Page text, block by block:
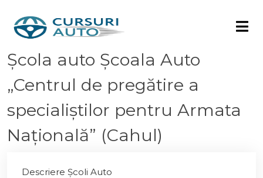
Școlа auto Școala Auto
„Centrul de pregătire a
specialiştilor pentru Armata
Naţională” (Cahul)
Descriere Școli Auto